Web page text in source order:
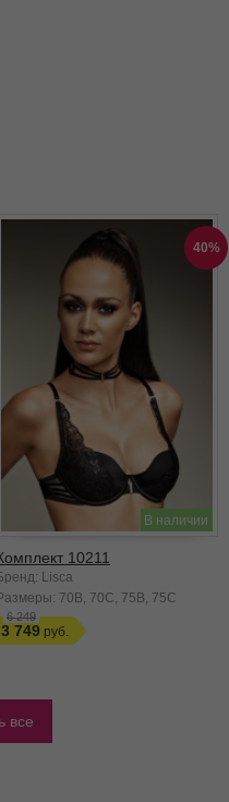
40%
В наличии
10211
Lisca
70B 70C 75B 75C
6 249
3 749
все